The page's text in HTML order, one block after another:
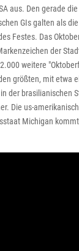
aus. Den gerade
GIs galten als
Festes. Das
der
weitere
größten, mit etwa
der brasilianischen
Die us-
Michigan